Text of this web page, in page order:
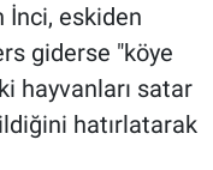
İnci, eskiden
giderse "köye
hayvanları satar
hatırlatarak